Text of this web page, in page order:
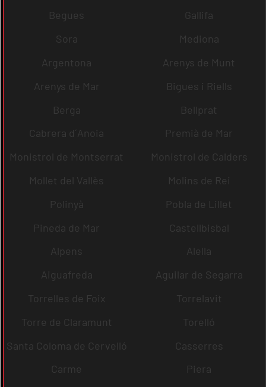
Begues
Gallifa
Sora
Mediona
Argentona
Arenys de Munt
Arenys de Mar
Bigues i Riells
Berga
Bellprat
Cabrera d´Anoia
Premià de Mar
Monistrol de Montserrat
Monistrol de Calders
Mollet del Vallès
Molins de Rei
Polinyà
Pobla de Lillet
Pineda de Mar
Castellbisbal
Alpens
Alella
Aiguafreda
Aguilar de Segarra
Torrelles de Foix
Torrelavit
Torre de Claramunt
Torelló
Santa Coloma de Cervelló
Casserres
Carme
Piera